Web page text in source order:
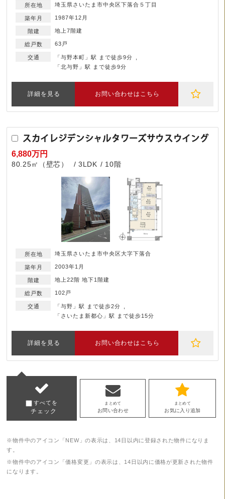
埼玉県さいたま市中央区下落合５丁目
1987年12月
地上7階建
63戸
「与野本町」駅 まで徒歩9分
「北与野」駅 まで徒歩9分
詳細を見る お問い合わせはこちら
スカイレジデンシャルタワーズサウスウイング
6,880万円
80.25㎡（壁芯） 3LDK 10階
埼玉県さいたま市中央区大字下落合
2003年1月
地上22階 地下1階建
102戸
「与野」駅 まで徒歩2分
「さいたま新都心」駅 まで徒歩15分
詳細を見る お問い合わせはこちら
すべてを
チェック
まとめて
お問い合わせ
まとめて
お気に入り追加
※物件中のアイコン「NEW」の表示は、14日以内に登録された物件になりま
す。
※物件中のアイコン「価格変更」の表示は、14日以内に価格が更新された物件
になります。